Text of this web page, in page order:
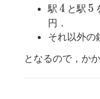
駅 4
4 と駅 5
5
円．
それ以外の
となるので，か